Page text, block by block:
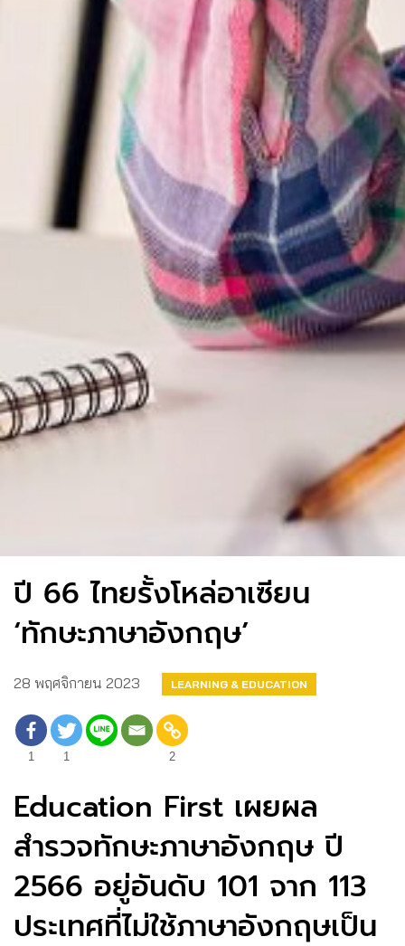
ปี 66 ไทยรั้งโหล่อาเซียน
‘ทักษะภาษาอังกฤษ’
28 พฤศจิกายน 2023 LEARNING & EDUCATION
1 1 2
Education First เผยผล
สำรวจทักษะภาษาอังกฤษ ปี
2566 อยู่อันดับ 101 จาก 113
ประเทศที่ไม่ใช้ภาษาอังกฤษเป็น